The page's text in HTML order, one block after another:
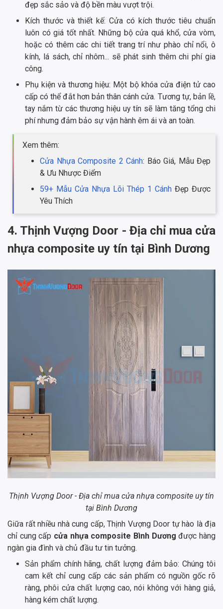
đẹp sắc sảo và độ bền màu vượt trội.
Kích thước và thiết kế: Cửa có kích thước tiêu chuẩn
luôn có giá tốt nhất. Những bộ cửa quá khổ, cửa vòm,
hoặc có thêm các chi tiết trang trí như phào chỉ nổi, ô
kính, lá sách, chỉ nhôm... sẽ phát sinh thêm chi phí gia
công.
Phụ kiện và thương hiệu: Một bộ khóa cửa điện tử cao
cấp có thể đắt hơn bản thân cánh cửa. Tương tự, bản lề,
tay nắm từ các thương hiệu uy tín sẽ làm tăng tổng chi
phí nhưng đảm bảo sự vận hành êm ái và an toàn.
Xem thêm:
Cửa Nhựa Composite 2 Cánh: Báo Giá, Mẫu Đẹp
& Ưu Nhược Điểm
59+ Mẫu Cửa Nhựa Lõi Thép 1 Cánh Đẹp Được
Yêu Thích
4. Thịnh Vượng Door - Địa chỉ mua cửa
nhựa composite uy tín tại Bình Dương
Thịnh Vượng Door - Địa chỉ mua cửa nhựa composite uy tín
tại Bình Dương
Giữa rất nhiều nhà cung cấp, Thịnh Vượng Door tự hào là địa
chỉ cung cấp cửa nhựa composite Bình Dương được hàng
ngàn gia đình và chủ đầu tư tin tưởng.
Sản phẩm chính hãng, chất lượng đảm bảo: Chúng tôi
cam kết chỉ cung cấp các sản phẩm có nguồn gốc rõ
ràng, phôi cửa chất lượng cao, nói không với hàng giả,
hàng kém chất lượng.